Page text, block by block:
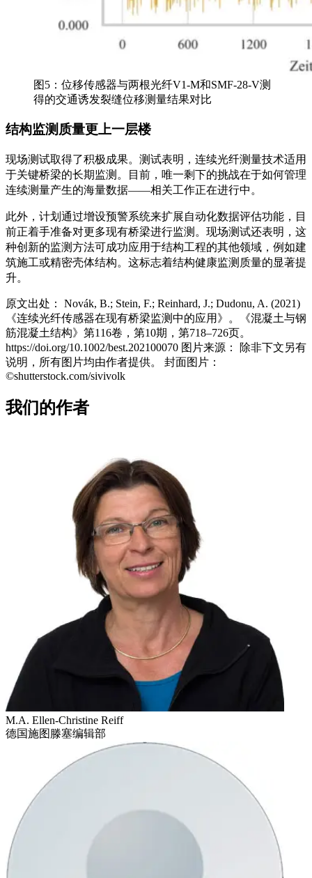
图5：位移传感器与两根光纤V1-M和SMF-28-V测
得的交通诱发裂缝位移测量结果对比
结构监测质量更上一层楼
现场测试取得了积极成果。测试表明，连续光纤测量技术适用
于关键桥梁的长期监测。目前，唯一剩下的挑战在于如何管理
连续测量产生的海量数据——相关工作正在进行中。
此外，计划通过增设预警系统来扩展自动化数据评估功能，目
前正着手准备对更多现有桥梁进行监测。现场测试还表明，这
种创新的监测方法可成功应用于结构工程的其他领域，例如建
筑施工或精密壳体结构。这标志着结构健康监测质量的显著提
升。
原文出处： Novák, B.; Stein, F.; Reinhard, J.; Dudonu, A. (2021)
《连续光纤传感器在现有桥梁监测中的应用》。《混凝土与钢
筋混凝土结构》第116卷，第10期，第718–726页。
https://doi.org/10.1002/best.202100070 图片来源： 除非下文另有
说明，所有图片均由作者提供。 封面图片：
©shutterstock.com/sivivolk
我们的作者
M.A. Ellen-Christine Reiff
德国施图滕塞编辑部